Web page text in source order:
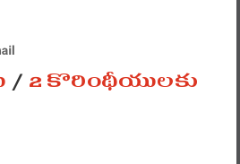
/2 కొరింథీయులకు